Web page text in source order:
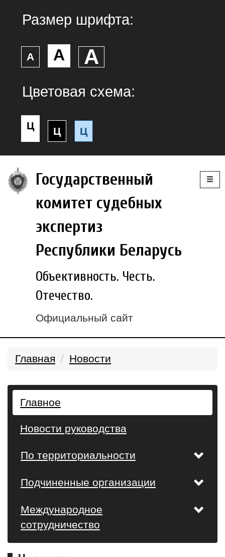
Размер шрифта:
А А А
Цветовая схема:
Ц Ц Ц
Государственный
комитет судебных
экспертиз
Республики Беларусь
Объективность. Честь.
Отечество.
Официальный сайт
Главная Новости
Главное
Новости руководства
По территориальности
Подчиненные организации
Международное
сотрудничество